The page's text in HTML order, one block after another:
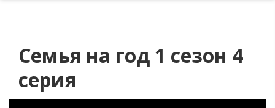
Семья на год 1 сезон 4
серия